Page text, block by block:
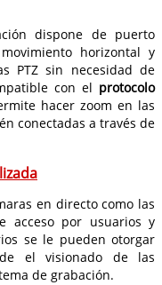
dispone de puerto
horizontal y
PTZ sin necesidad de
con el protocolo
hacer zoom en las
conectadas a través de
en directo como las
acceso por usuarios y
se le pueden otorgar
el visionado de las
de grabación.